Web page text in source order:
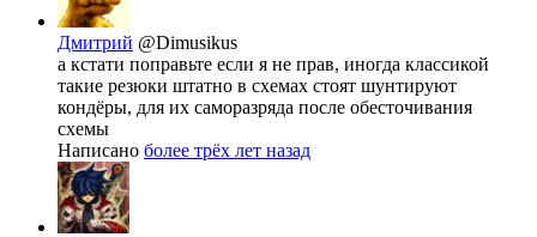
Дмитрий @Dimusikus
а кстати поправьте если я не прав, иногда классикой
такие резюки штатно в схемах стоят шунтируют
кондёры, для их саморазряда после обесточивания
схемы
Написано более трёх лет назад